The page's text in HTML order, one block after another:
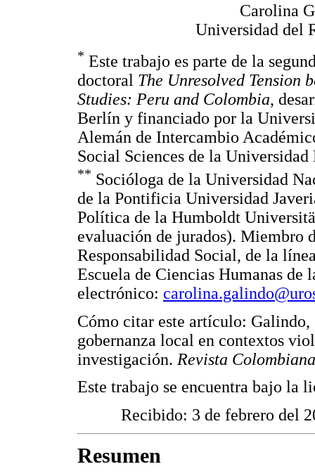
Carolina
Universidad del
* Este trabajo es parte de la
doctoral The Unresolved Tension
Studies: Peru and Colombia,
Berlín y financiado por la
Alemán de Intercambio
Social Sciences de la
** Socióloga de la Universidad
de la Pontificia Universidad
Política de la Humboldt
evaluación de jurados). Miembro
Responsabilidad Social, de la
Escuela de Ciencias Humanas
electrónico:
Cómo citar este artículo:
gobernanza local en contextos
investigación. Revista
Este trabajo se encuentra bajo la
Recibido: 3 de febrero del
Resumen